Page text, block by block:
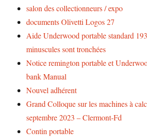
salon des collectionneurs / expo
documents Olivetti Logos 27
Aide Underwood portable standard
minuscules sont tronchées
Notice remington portable et
bank Manual
Nouvel adhérent
Grand Colloque sur les machines à
septembre 2023 – Clermont-Fd
Contin portable